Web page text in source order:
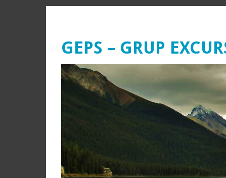
GEPS – GRUP